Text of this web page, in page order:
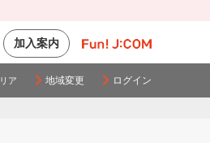
加入案内
ア 地域変更 ログイン